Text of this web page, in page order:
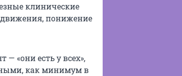
клинические
понижение
«они есть у всех»,
как минимум в